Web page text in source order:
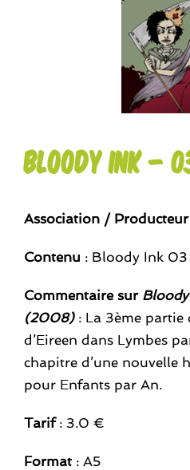
Bloody Ink –
Association / Producteur
Contenu : Bloody Ink
Commentaire sur
(2008): La 3ème partie
d’Eireen dans Lymbes
chapitre d’une nouvelle
pour Enfants par An.
Tarif: 3.0 €
Format : A5